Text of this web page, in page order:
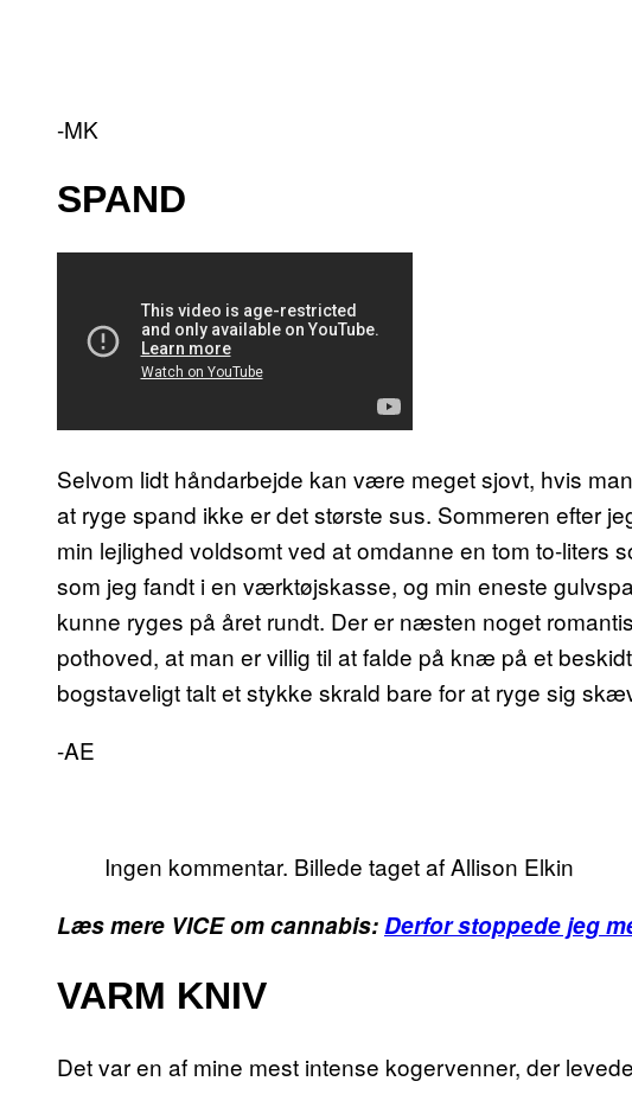
-MK
SPAND
Selvom lidt håndarbejde kan være meget sjovt, hvis
at ryge spand ikke er det største sus. Sommeren efter
min lejlighed voldsomt ved at omdanne en tom to-liters
som jeg fandt i en værktøjskasse, og min eneste
kunne ryges på året rundt. Der er næsten noget
pothoved, at man er villig til at falde på knæ på et
bogstaveligt talt et stykke skrald bare for at ryge sig
-AE
Ingen kommentar. Billede taget af Allison Elkin
Læs mere VICE om cannabis:Derfor stoppede jeg
VARM KNIV
Det var en af mine mest intense kogervenner, der